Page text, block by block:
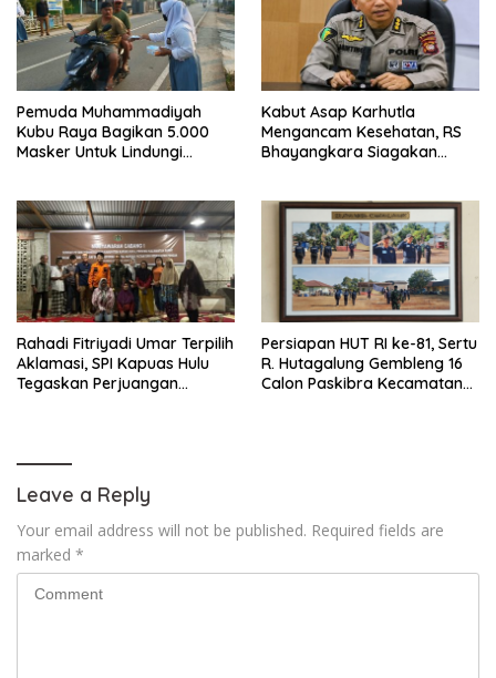
Pemuda Muhammadiyah
Kubu Raya Bagikan 5.000
Masker Untuk Lindungi
Kabut Asap Karhutla
Mengancam Kesehatan, RS
Bhayangkara Siagakan
Rahadi Fitriyadi Umar Terpilih
Aklamasi, SPI Kapuas Hulu
Tegaskan Perjuangan
Persiapan HUT RI ke-81, Sertu
R. Hutagalung Gembleng 16
Calon Paskibra Kecamatan
Leave a Reply
Your email address will not be published. Required fields are
marked *